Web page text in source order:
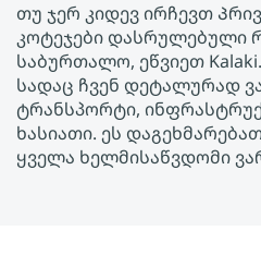
თუ ჯერ კიდევ ირჩევთ
კოტეჯები დასრულებული
საბურთალო, ეწვიეთ
სადაც ჩვენ დეტალურად
ტრანსპორტი,
ხასიათი. ეს
ყველა ხელმისაწვდომი